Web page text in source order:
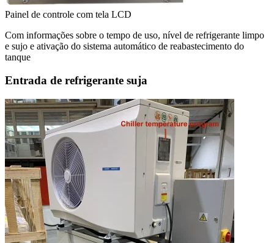
Painel de controle com tela LCD
Com informações sobre o tempo de uso, nível de refrigerante limpo
e sujo e ativação do sistema automático de reabastecimento do
tanque
Entrada de refrigerante suja